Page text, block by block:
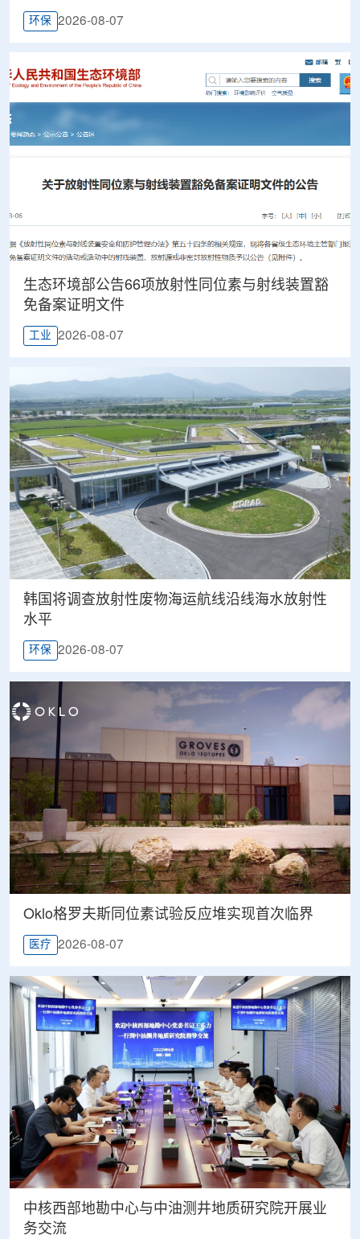
环保 2026-08-07
生态环境部公告66项放射性同位素与射线装置豁
免备案证明文件
工业 2026-08-07
韩国将调查放射性废物海运航线沿线海水放射性
水平
环保 2026-08-07
Oklo格罗夫斯同位素试验反应堆实现首次临界
医疗 2026-08-07
中核西部地勘中心与中油测井地质研究院开展业
务交流